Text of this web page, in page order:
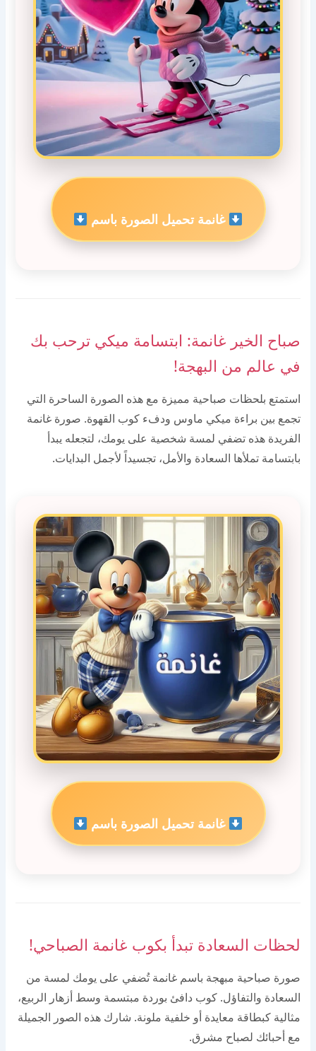
غانمة تحميل الصورة باسم
صباح الخير غانمة: ابتسامة ميكي ترحب بك
في عالم من البهجة!
استمتع بلحظات صباحية مميزة مع هذه الصورة الساحرة التي
تجمع بين براءة ميكي ماوس ودفء كوب القهوة. صورة غانمة
الفريدة هذه تضفي لمسة شخصية على يومك، لتجعله يبدأ
بابتسامة تملأها السعادة والأمل، تجسيداً لأجمل البدايات.
غانمة تحميل الصورة باسم
لحظات السعادة تبدأ بكوب غانمة الصباحي!
صورة صباحية مبهجة باسم غانمة تُضفي على يومك لمسة من
السعادة والتفاؤل. كوب دافئ بوردة مبتسمة وسط أزهار الربيع،
مثالية كبطاقة معايدة أو خلفية ملونة. شارك هذه الصور الجميلة
مع أحبائك لصباح مشرق.